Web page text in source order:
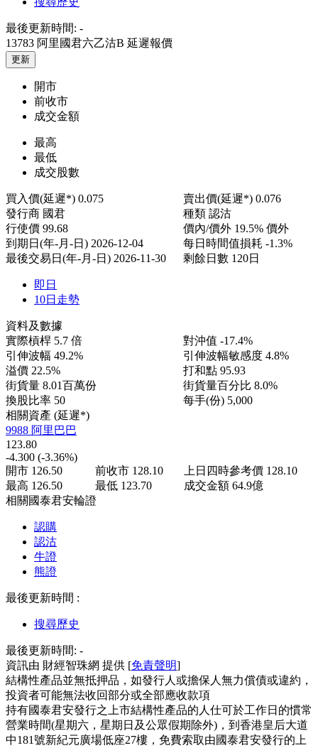
最後更新時間: -
13783 阿里國君六乙沽B 延遲報價
更新
開市
前收市
成交金額
最高
最低
成交股數
買入價(延遲*) 0.075 賣出價(延遲*) 0.076
發行商 國君 種類 認沽
行使價 99.68 價內/價外 19.5% 價外
到期日(年-月-日) 2026-12-04 每日時間值損耗 -1.3%
最後交易日(年-月-日) 2026-11-30 剩餘日數 120日
即日
10日走勢
資料及數據
實際槓桿 5.7 倍 對沖值 -17.4%
引伸波幅 49.2% 引伸波幅敏感度 4.8%
溢價 22.5% 打和點 95.93
街貨量 8.01百萬份 街貨量百分比 8.0%
換股比率 50 每手(份) 5,000
相關資產 (延遲*)
9988 阿里巴巴
123.80
-4.300 (-3.36%)
開市 126.50 前收市 128.10 上日四時參考價 128.10
最高 126.50 最低 123.70 成交金額 64.9億
相關國泰君安輪證
認購
認沽
牛證
熊證
最後更新時間 :
搜尋歷史
最後更新時間: -
資訊由 財經智珠網 提供 [免責聲明]
結構性產品並無抵押品，如發行人或擔保人無力償債或違約，
投資者可能無法收回部分或全部應收款項
持有國泰君安發行之上市結構性產品的人仕可於工作日的慣常
營業時間(星期六，星期日及公眾假期除外)，到香港皇后大道
中181號新紀元廣場低座27樓，免費索取由國泰君安發行的上